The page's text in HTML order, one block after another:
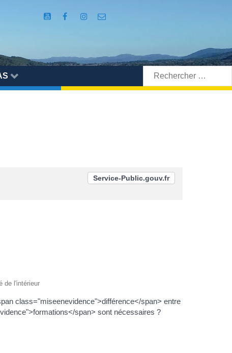
Rechercher:
Service-Public.gouv.fr
de l'intérieur
class="miseenevidence">différence</span> entre
span> sont nécessaires ?